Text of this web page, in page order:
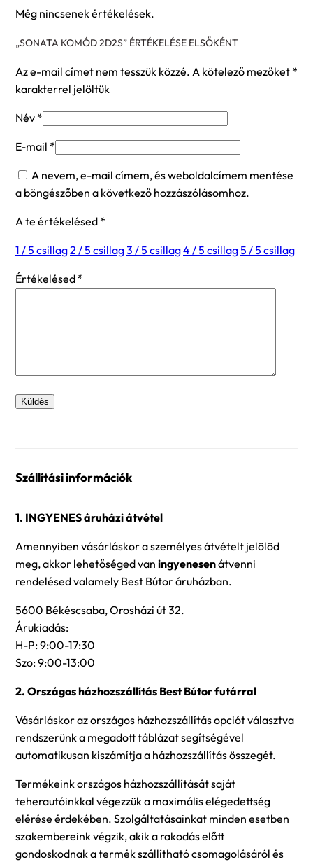
Még nincsenek értékelések.
„SONATA KOMÓD 2D2S” ÉRTÉKELÉSE ELSŐKÉNT
Az e-mail címet nem tesszük közzé. A kötelező mezőket *
karakterrel jelöltük
Név *
E-mail *
A nevem, e-mail címem, és weboldalcímem mentése
a böngészőben a következő hozzászólásomhoz.
A te értékelésed *
1 / 5 csillag2 / 5 csillag3 / 5 csillag4 / 5 csillag5 / 5 csillag
Értékelésed *
Szállítási információk
1. INGYENES áruházi átvétel
Amennyiben vásárláskor a személyes átvételt jelölöd
meg, akkor lehetőséged van ingyenesenátvenni
rendelésed valamely Best Bútor áruházban.
5600 Békéscsaba, Orosházi út 32.
Árukiadás:
H-P: 9:00-17:30
Szo: 9:00-13:00
2. Országos házhozszállítás Best Bútor futárral
Vásárláskor az országos házhozszállítás opciót választva
rendszerünk a megadott táblázat segítségével
automatikusan kiszámítja a házhozszállítás összegét.
Termékeink országos házhozszállítását saját
teherautóinkkal végezzük a maximális elégedettség
elérése érdekében. Szolgáltatásainkat minden esetben
szakembereink végzik, akik a rakodás előtt
gondoskodnak a termék szállítható csomagolásáról és